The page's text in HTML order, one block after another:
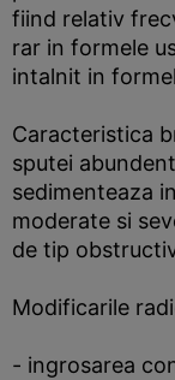
fiind relativ
rar in formele
intalnit in
Caracteristica
sputei
sedimenteaza
moderate si
de tip
Modificarile
- ingrosarea